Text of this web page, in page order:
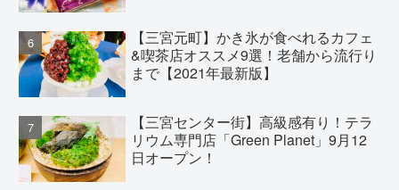
【三宮元町】かき氷が食べれるカフェ
&喫茶店オススメ9選！老舗から流行り
まで【2021年最新版】
【三宮センター街】高級感有り！テラ
リウム専門店「Green Planet」9月12
日オープン！